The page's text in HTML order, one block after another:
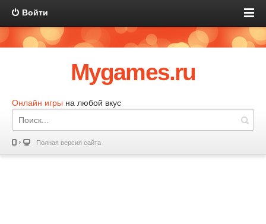
Войти
Mygames.ru
Онлайн игры на любой вкус
Полная версия сайта